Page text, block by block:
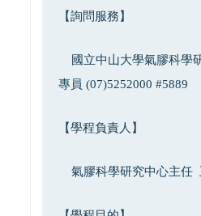
【詢問服務】
國立中山大學氣膠科學
專員 (07)5252000 #5889
【學程負責人】
氣膠科學研究中心主任